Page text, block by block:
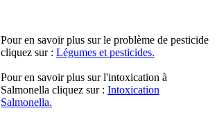
Pour en savoir plus sur le problème de pesticide
cliquez sur : Légumes et pesticides.
Pour en savoir plus sur l'intoxication à
Salmonella cliquez sur : Intoxication
Salmonella.